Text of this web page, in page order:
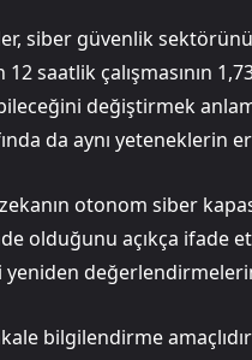
siber güvenlik
12 saatlik çalışmasının
değiştirmek
da aynı
otonom siber
olduğunu açıkça ifade
bilgilendirme